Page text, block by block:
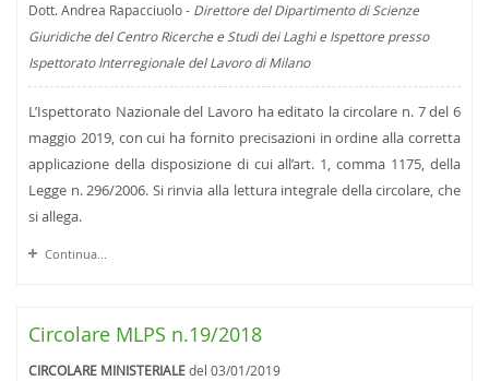
Dott. Andrea Rapacciuolo - Direttore del Dipartimento di Scienze
Giuridiche del Centro Ricerche e Studi dei Laghi e Ispettore presso
Ispettorato Interregionale del Lavoro di Milano
L’Ispettorato Nazionale del Lavoro ha editato la circolare n. 7 del 6
maggio 2019, con cui ha fornito precisazioni in ordine alla corretta
applicazione della disposizione di cui all’art. 1, comma 1175, della
Legge n. 296/2006. Si rinvia alla lettura integrale della circolare, che
si allega.
Continua...
Circolare MLPS n.19/2018
CIRCOLARE MINISTERIALEdel 03/01/2019